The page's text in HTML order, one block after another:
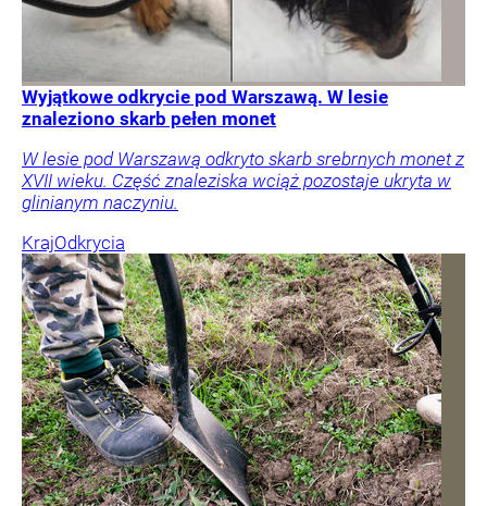
Wyjątkowe odkrycie pod Warszawą. W lesie
znaleziono skarb pełen monet
W lesie pod Warszawą odkryto skarb srebrnych monet z
XVII wieku. Część znaleziska wciąż pozostaje ukryta w
glinianym naczyniu.
KrajOdkrycia